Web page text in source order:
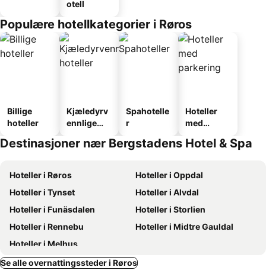
otell
Populære hotellkategorier i Røros
Billige
hoteller
Kjæledyrv
ennlige
Spahotelle
r
Hoteller
med
Destinasjoner nær Bergstadens Hotel & Spa
Hoteller i Røros
Hoteller i Oppdal
Hoteller i Tynset
Hoteller i Alvdal
Hoteller i Funäsdalen
Hoteller i Storlien
Hoteller i Rennebu
Hoteller i Midtre Gauldal
Hoteller i Melhus
Se alle overnattingssteder i Røros